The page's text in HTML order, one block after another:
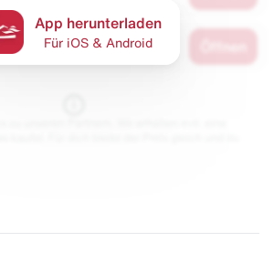
App herunterladen
Für iOS & Android